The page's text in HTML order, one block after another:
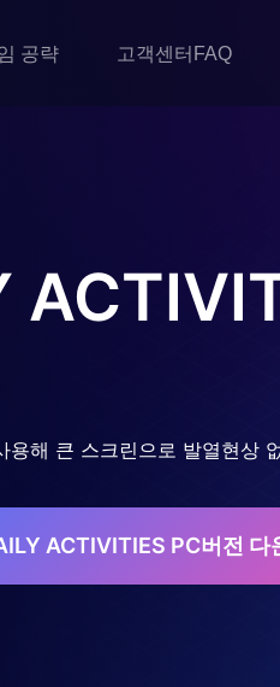
공략 고객센터FAQ
용해 큰 스크린으로 발열현상
ACTIVITIES PC버전 다